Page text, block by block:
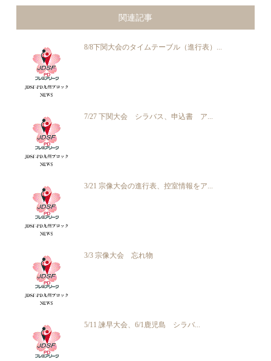
関連記事
8/8下関大会のタイムテーブル（進行表）...
7/27 下関大会 シラバス、申込書 ア...
3/21 宗像大会の進行表、控室情報をア...
3/3 宗像大会 忘れ物
5/11 諫早大会、6/1鹿児島 シラバ...